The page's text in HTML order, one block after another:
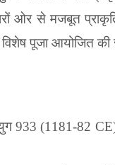
ओर से मजबूत
पूजा आयोजित की
933 (1181-82